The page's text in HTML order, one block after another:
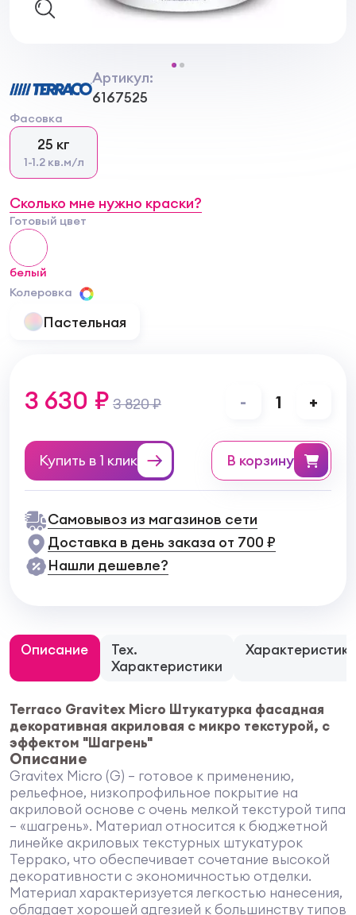
Артикул:
6167525
Фасовка
25 кг
1-1.2 кв.м/л
Сколько мне нужно краски?
Готовый цвет
белый
Колеровка
Пастельная
3 630 ₽ 3 820 ₽ - 1 +
Купить в 1 клик в корзину
Самовывоз из магазинов сети
Доставка в день заказа от 700 ₽
Нашли дешевле?
Описание
Тех.
Характеристики
Характеристики
Terraco Gravitex Micro Штукатурка фасадная
декоративная акриловая с микро текстурой, с
эффектом "Шагрень"
Описание
Gravitex Micro (G) – готовое к применению,
рельефное, низкопрофильное покрытие на
акриловой основе с очень мелкой текстурой типа
– «шагрень». Материал относится к бюджетной
линейке акриловых текстурных штукатурок
Террако, что обеспечивает сочетание высокой
декоративности с экономичностью отделки.
Материал характеризуется легкостью нанесения,
обладает хорошей адгезией к большинству типов